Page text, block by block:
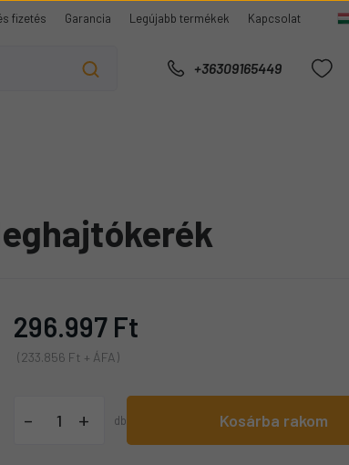
fizetés Garancia Legújabb termékek Kapcsolat
+36309165449
296.997 Ft
(233.856 Ft + ÁFA)
- + db Kosárba rakom